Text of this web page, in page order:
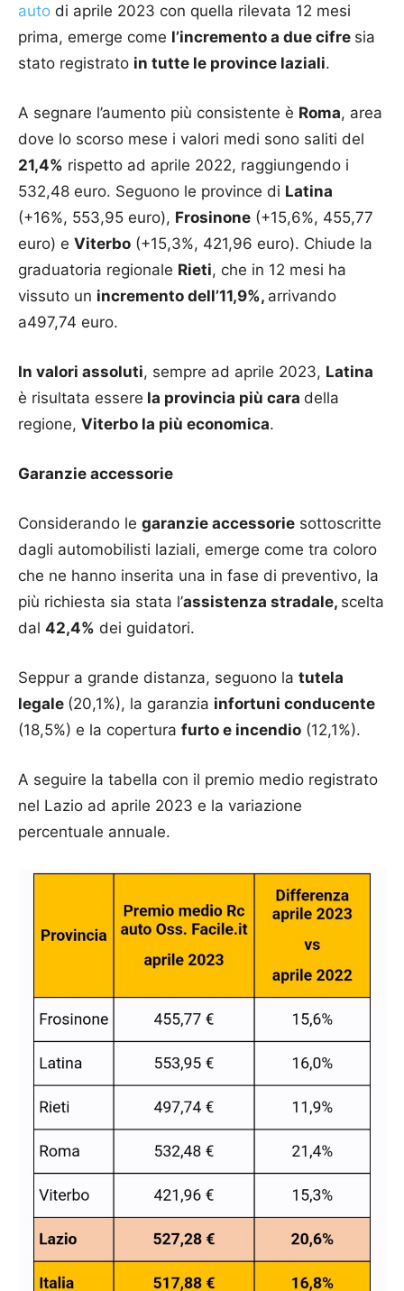
auto di aprile 2023 con quella rilevata 12 mesi
prima, emerge come l’incremento a due cifre sia
stato registrato in tutte le province laziali.
A segnare l’aumento più consistente è Roma, area
dove lo scorso mese i valori medi sono saliti del
21,4% rispetto ad aprile 2022, raggiungendo i
532,48 euro. Seguono le province di Latina
(+16%, 553,95 euro), Frosinone (+15,6%, 455,77
euro) e Viterbo (+15,3%, 421,96 euro). Chiude la
graduatoria regionale Rieti, che in 12 mesi ha
vissuto un incremento dell’11,9%, arrivando
a497,74 euro.
In valori assoluti, sempre ad aprile 2023, Latina
è risultata essere la provincia più cara della
regione, Viterbo la più economica.
Garanzie accessorie
Considerando le garanzie accessorie sottoscritte
dagli automobilisti laziali, emerge come tra coloro
che ne hanno inserita una in fase di preventivo, la
più richiesta sia stata l’assistenza stradale, scelta
dal 42,4% dei guidatori.
Seppur a grande distanza, seguono la tutela
legale (20,1%), la garanzia infortuni conducente
(18,5%) e la copertura furto e incendio (12,1%).
A seguire la tabella con il premio medio registrato
nel Lazio ad aprile 2023 e la variazione
percentuale annuale.